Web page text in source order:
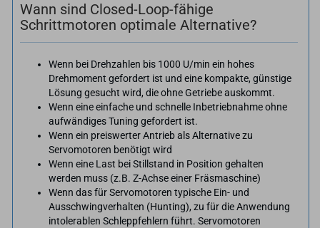
Wann sind Closed-Loop-fähige
Schrittmotoren optimale Alternative?
Wenn bei Drehzahlen bis 1000 U/min ein hohes
Drehmoment gefordert ist und eine kompakte, günstige
Lösung gesucht wird, die ohne Getriebe auskommt.
Wenn eine einfache und schnelle Inbetriebnahme ohne
aufwändiges Tuning gefordert ist.
Wenn ein preiswerter Antrieb als Alternative zu
Servomotoren benötigt wird
Wenn eine Last bei Stillstand in Position gehalten
werden muss (z.B. Z-Achse einer Fräsmaschine)
Wenn das für Servomotoren typische Ein- und
Ausschwingverhalten (Hunting), zu für die Anwendung
intolerablen Schleppfehlern führt. Servomotoren